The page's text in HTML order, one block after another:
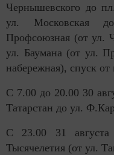
Чернышевского до
ул. Московская
Профсоюзная (от ул.
ул. Баумана (от ул.
набережная), спуск
С 7.00 до 20.00 30
Татарстан до ул.
С 23.00 31
Тысячелетия (от ул.